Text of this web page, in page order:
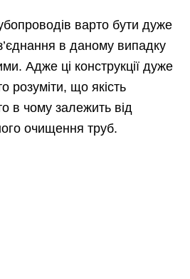
варто бути дуже
в даному випадку
Адже ці конструкції дуже
розуміти, що якість
в чому залежить від
очищення труб.